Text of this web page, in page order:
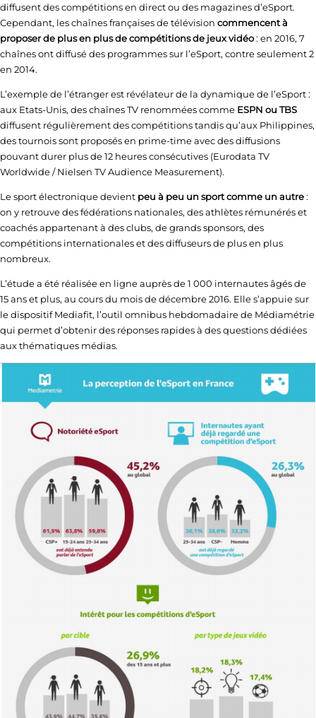
diffusent des compétitions en direct ou des magazines d’eSport.
Cependant, les chaînes françaises de télévision commencent à
proposer de plus en plus de compétitions de jeux vidéo: en 2016, 7
chaînes ont diffusé des programmes sur l’eSport, contre seulement 2
en 2014.
L’exemple de l’étranger est révélateur de la dynamique de l’eSport :
aux Etats-Unis, des chaînes TV renommées comme ESPN ou TBS
diffusent régulièrement des compétitions tandis qu’aux Philippines,
des tournois sont proposés en prime-time avec des diffusions
pouvant durer plus de 12 heures consécutives (Eurodata TV
Worldwide / Nielsen TV Audience Measurement).
Le sport électronique devient peu à peu un sport comme un autre:
on y retrouve des fédérations nationales, des athlètes rémunérés et
coachés appartenant à des clubs, de grands sponsors, des
compétitions internationales et des diffuseurs de plus en plus
nombreux.
L’étude a été réalisée en ligne auprès de 1 000 internautes âgés de
15 ans et plus, au cours du mois de décembre 2016. Elle s’appuie sur
le dispositif Mediafit, l’outil omnibus hebdomadaire de Médiamétrie
qui permet d’obtenir des réponses rapides à des questions dédiées
aux thématiques médias.